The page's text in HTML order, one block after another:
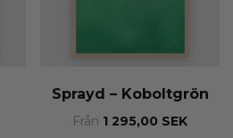
Sprayd – Koboltgrön
Från 1 295,00 SEK